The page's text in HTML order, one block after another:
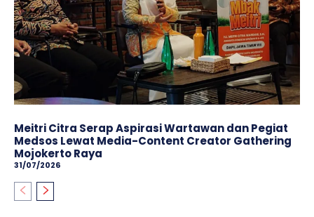
Meitri Citra Serap Aspirasi Wartawan dan Pegiat
Medsos Lewat Media-Content Creator Gathering
Mojokerto Raya
31/07/2026